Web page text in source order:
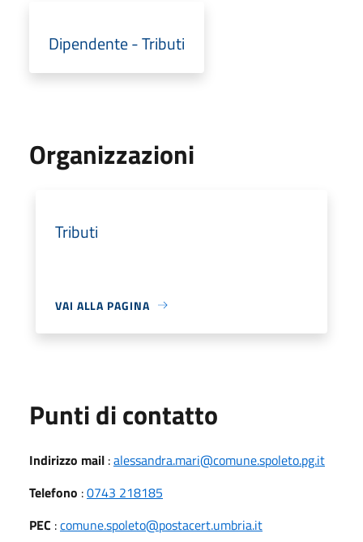
Dipendente - Tributi
Organizzazioni
Tributi
VAI ALLA PAGINA
Punti di contatto
Indirizzo mail :alessandra.mari@comune.spoleto.pg.it
Telefono :0743 218185
PEC :comune.spoleto@postacert.umbria.it